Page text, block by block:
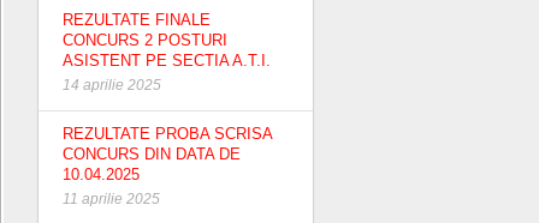
REZULTATE FINALE
CONCURS 2 POSTURI
ASISTENT PE SECTIA A.T.I.
14 aprilie 2025
REZULTATE PROBA SCRISA
CONCURS DIN DATA DE
10.04.2025
11 aprilie 2025